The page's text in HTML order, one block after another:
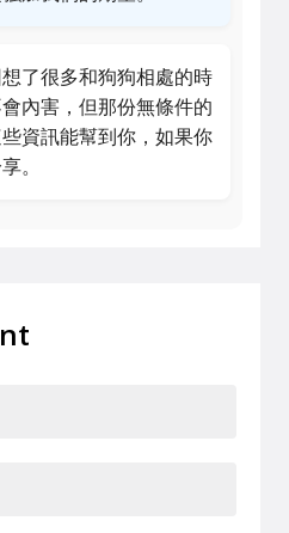
了很多和狗狗相處的時
內害，但那份無條件的
資訊能幫到你，如果你
。